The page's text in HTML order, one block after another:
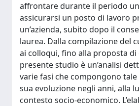
affrontare durante il periodo
assicurarsi un posto di lavoro
un’azienda, subito dopo il
laurea. Dalla compilazione del
ai colloqui, fino alla proposta
presente studio è un’analisi
varie fasi che compongono tale
sua evoluzione negli anni, alla
contesto socio-economico.